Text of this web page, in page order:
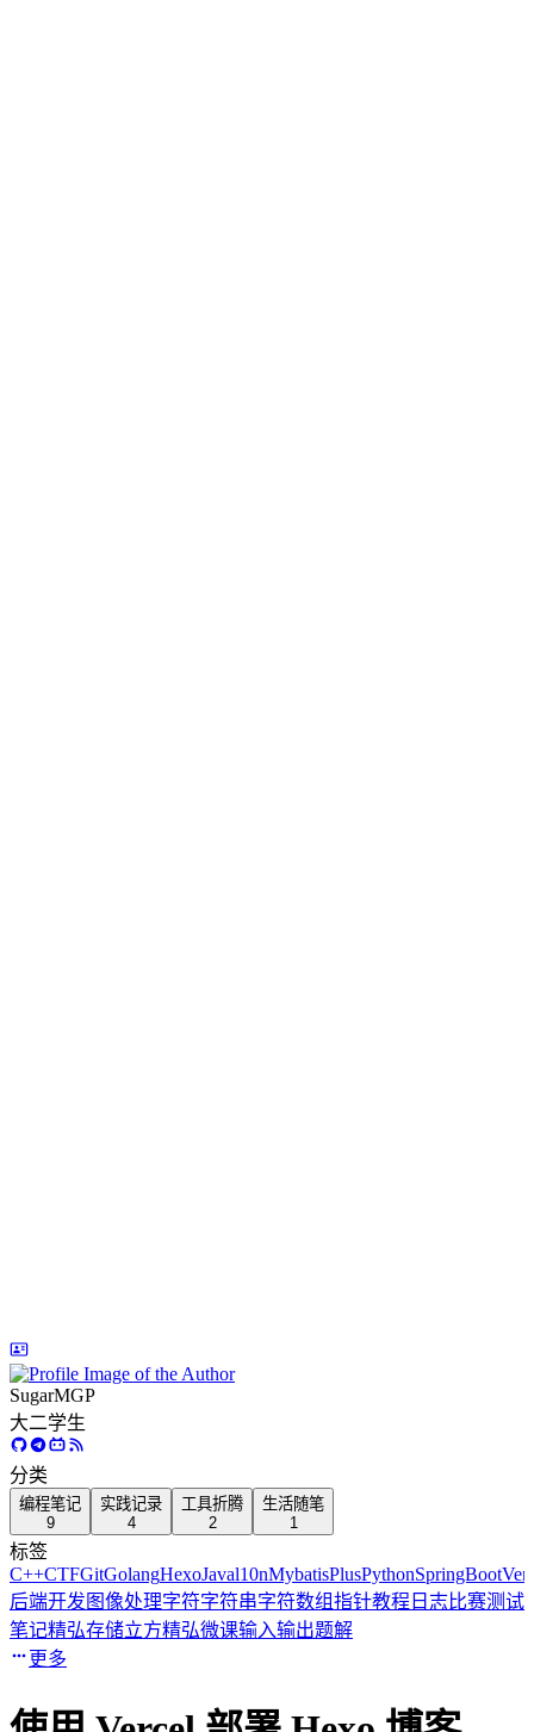
SugarMGP
大二学生
分类
编程笔记
9
实践记录
4
工具折腾
2
生活随笔
1
标签
C++CTFGitGolangHexoJaval10nMybatisPlusPythonSpringBoot
后端开发 图像处理字符字符串字符数组指针教程 日志比赛测试
笔记精弘存储立方精弘微课输入输出题解
更多